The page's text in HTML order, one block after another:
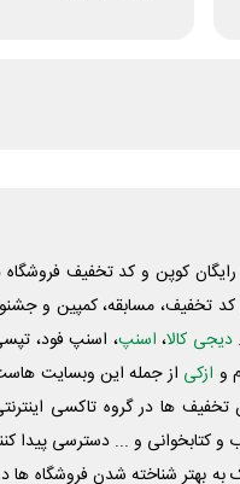
کوپن و کد تخفیف
تخفیف، مسابقه، کمپین و
دیجی کالا، اسنپ، اسنپ فود،
و ازکی از جمله این وبسایت
ها در گروه تاکسی
کتابخوانی و ... دسترسی پیدا
به بهتر شناخته شدن فروشگاه